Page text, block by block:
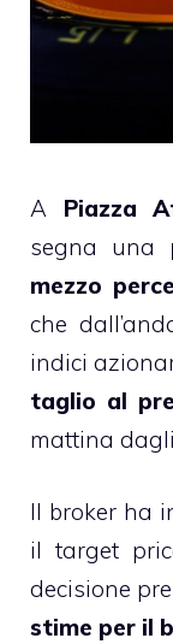
A Piazza
segna una
mezzo
che
indici
taglio al
mattina
Il broker ha
il target
decisione
stime per il